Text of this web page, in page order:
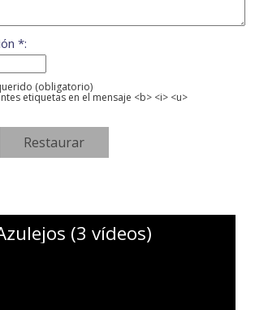
*:
(obligatorio)
etiquetas en el mensaje <b> <i> <u>
(3 vídeos)